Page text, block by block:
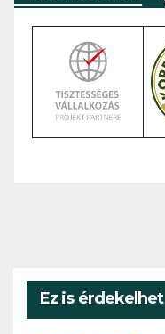
Ez is érdekelhet